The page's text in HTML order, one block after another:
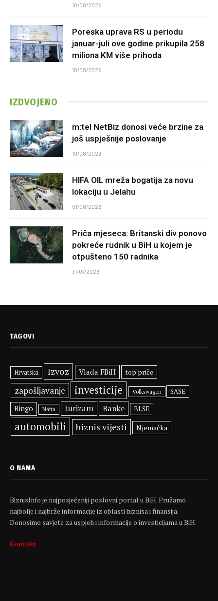
10/08/2026
Poreska uprava RS u periodu
januar-juli ove godine prikupila 258
miliona KM više prihoda
10/08/2026
IZDVOJENO
m:tel NetBiz donosi veće brzine za
još uspješnije poslovanje
10/08/2026
HIFA OIL mreža bogatija za novu
lokaciju u Jelahu
01/08/2026
Priča mjeseca: Britanski div ponovo
pokreće rudnik u BiH u kojem je
otpušteno 150 radnika
31/07/2026
TAGOVI
Hrvatska Izvoz Vlada FBiH top priče
zapošljavanje investicije Volkswagen SASE
Bingo Nafta turizam Banke BLSE
automobili biznis vijesti Njemačka
O NAMA
BiznisInfo je najposjećeniji poslovni portal u BiH. Pružamo
najbolje i najbrže informacije iz oblasti biznisa i finansija.
Donosimo savjete za uspjeh i informacije o investicijama u BiH.
Kontakt